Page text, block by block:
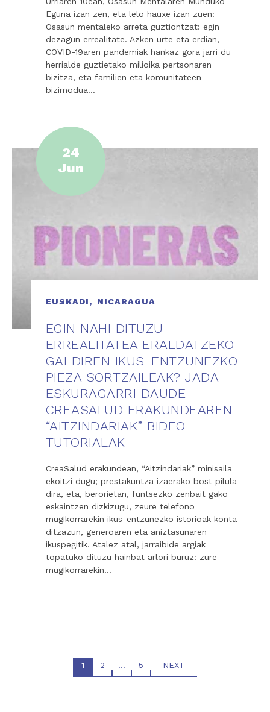
Eguna izan zen, eta lelo hauxe izan zuen:
Osasun mentaleko arreta guztiontzat: egin
dezagun errealitate. Azken urte eta erdian,
COVID-19aren pandemiak hankaz gora jarri du
herrialde guztietako milioika pertsonaren
bizitza, eta familien eta komunitateen
bizimodua…
24
Jun
EUSKADI, NICARAGUA
EGIN NAHI DITUZU
ERREALITATEA ERALDATZEKO
GAI DIREN IKUS-ENTZUNEZKO
PIEZA SORTZAILEAK? JADA
ESKURAGARRI DAUDE
CREASALUD ERAKUNDEAREN
“AITZINDARIAK” BIDEO
TUTORIALAK
CreaSalud erakundean, “Aitzindariak” minisaila
ekoitzi dugu; prestakuntza izaerako bost pilula
dira, eta, berorietan, funtsezko zenbait gako
eskaintzen dizkizugu, zeure telefono
mugikorrarekin ikus-entzunezko istorioak konta
ditzazun, generoaren eta aniztasunaren
ikuspegitik. Atalez atal, jarraibide argiak
topatuko dituzu hainbat arlori buruz: zure
mugikorrarekin…
1 2 … 5 NEXT